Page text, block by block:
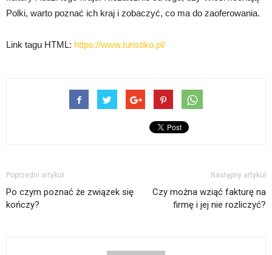
Polki, warto poznać ich kraj i zobaczyć, co ma do zaoferowania.
Link tagu HTML: https://www.turistiko.pl/
Poprzedni artykuł
Po czym poznać że związek się
kończy?
Następny artykuł
Czy można wziąć fakturę na
firmę i jej nie rozliczyć?